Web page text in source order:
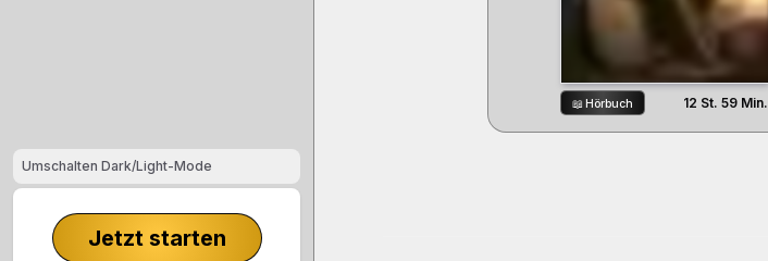
Umschalten Dark/Light-Mode
Jetzt starten
📖 Hörbuch 12 St. 59 Min.
Footer